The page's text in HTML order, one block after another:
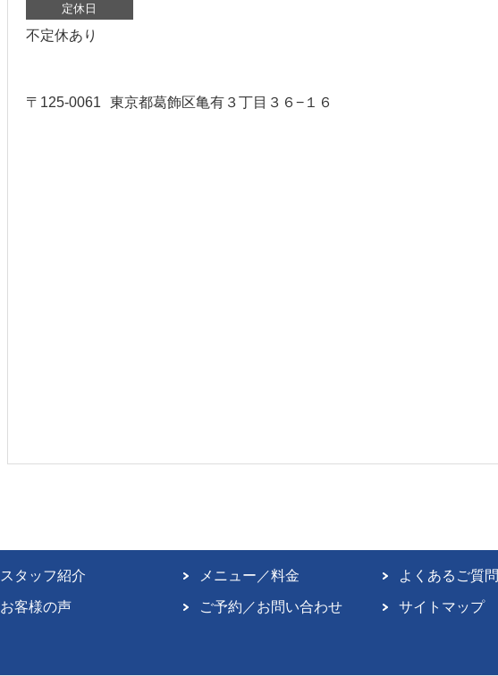
定休日
不定休あり
〒125-0061 東京都葛飾区亀有３丁目３６−１６
スタッフ紹介 メニュー／料金 よくあるご質問
お客様の声 ご予約／お問い合わせ サイトマップ